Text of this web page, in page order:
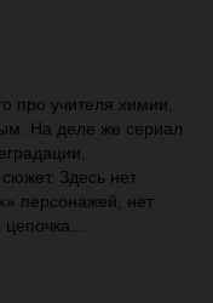
про учителя химии,
На деле же сериал
Здесь нет
персонажей, нет